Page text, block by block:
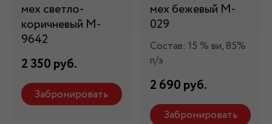
мех светло-
коричневый М-
9642
2 350 руб.
Забронировать
мех бежевый М-
029
Состав: 15 % ви, 85%
п/э
2 690 руб.
Забронировать